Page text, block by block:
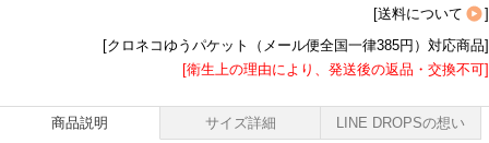
[送料について
]
[クロネコゆうパケット（メール便全国一律385円）対応商品]
[衛生上の理由により、発送後の返品・交換不可]
商品説明 サイズ詳細 LINE DROPSの想い